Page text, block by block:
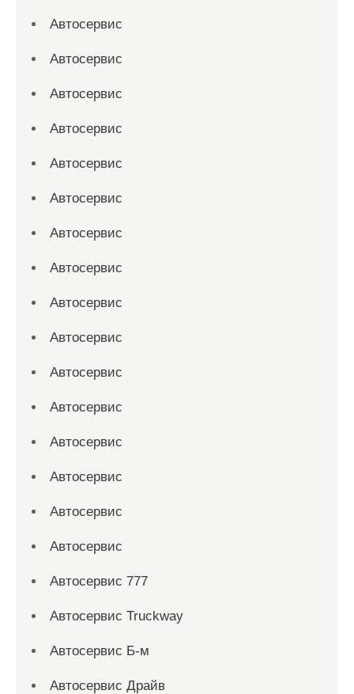
Автосервис
Автосервис
Автосервис
Автосервис
Автосервис
Автосервис
Автосервис
Автосервис
Автосервис
Автосервис
Автосервис
Автосервис
Автосервис
Автосервис
Автосервис
Автосервис
Автосервис 777
Автосервис Truckway
Автосервис Б-м
Автосервис Драйв